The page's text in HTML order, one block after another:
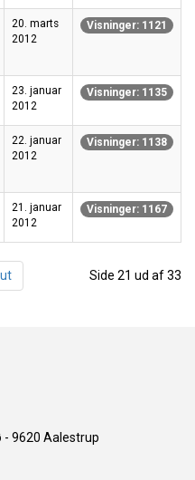
20. marts
2012
Visninger: 1121
23. januar
2012
Visninger: 1135
22. januar
2012
Visninger: 1138
21. januar
2012
Visninger: 1167
Side 21 ud af 33
- 9620 Aalestrup